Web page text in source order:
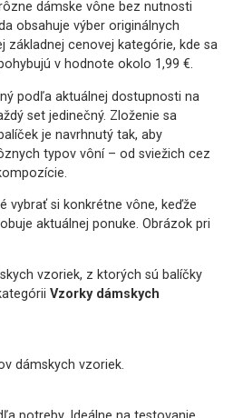
dámske vône bez nutnosti
obsahuje výber originálnych
základnej cenovej kategórie, kde sa
v hodnote okolo 1,99 €.
podľa aktuálnej dostupnosti na
set jedinečný. Zloženie sa
je navrhnutý tak, aby
typov vôní – od sviežich cez
vybrať si konkrétne vône, keďže
aktuálnej ponuke. Obrázok pri
vzoriek, z ktorých sú balíčky
Vzorky dámskych
dámskych vzoriek.